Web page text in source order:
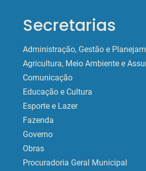
Secretarias
Administração, Gestão e
Agricultura, Meio Ambiente e
Comunicação
Educação e Cultura
Esporte e Lazer
Fazenda
Governo
Obras
Procuradoria Geral Municipal